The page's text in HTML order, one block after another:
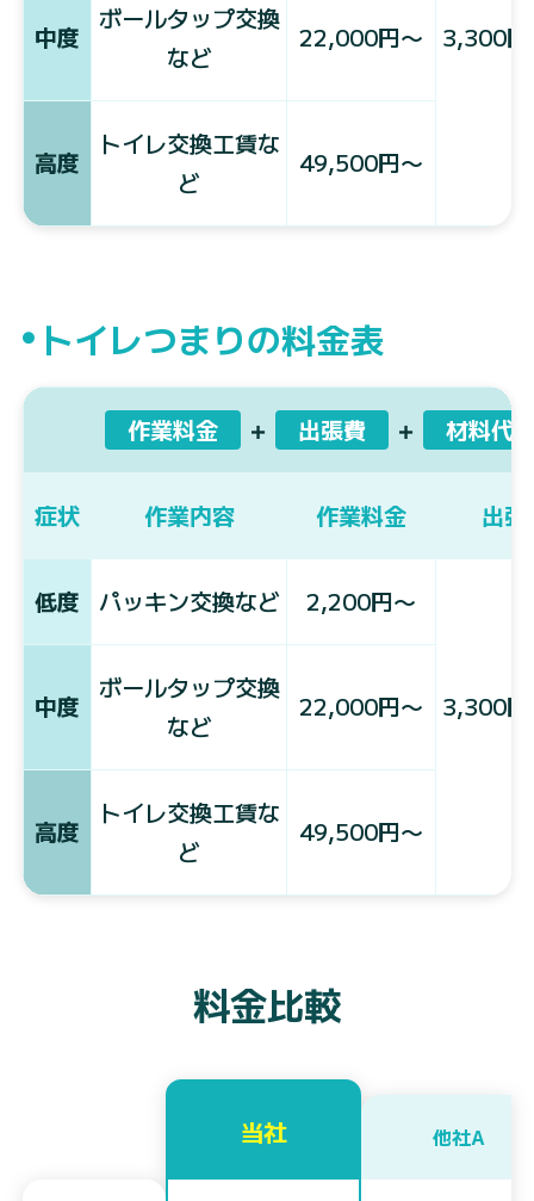
3,300
中度
ボールタップ交換
など
22,000円〜
高度
トイレ交換工賃な
ど
49,500円〜
トイレつまりの料金表
作業料金 ＋ 出張費 ＋ 材料代
症状 作業内容 作業料金 出
低度 パッキン交換など 2,200円〜
3,300
中度
ボールタップ交換
など
22,000円〜
高度
トイレ交換工賃な
ど
49,500円〜
料金比較
当社 他社A